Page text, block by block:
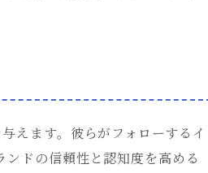
えます。彼らがフォローするイ
ドの信頼性と認知度を高める